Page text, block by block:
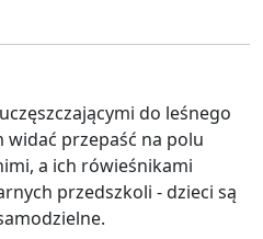
do leśnego
widać przepaść na polu
a ich rówieśnikami
przedszkoli - dzieci są